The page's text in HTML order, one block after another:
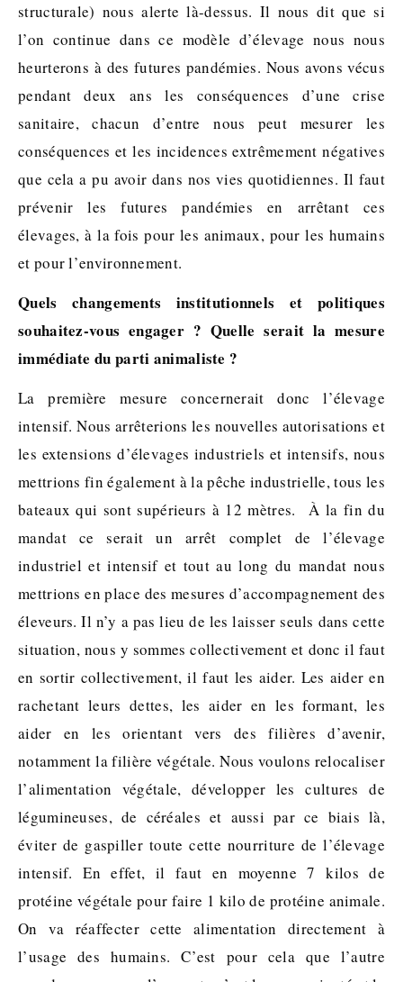
structurale) nous alerte là-dessus. Il nous dit que si
l’on continue dans ce modèle d’élevage nous nous
heurterons à des futures pandémies. Nous avons vécus
pendant deux ans les conséquences d’une crise
sanitaire, chacun d’entre nous peut mesurer les
conséquences et les incidences extrêmement négatives
que cela a pu avoir dans nos vies quotidiennes. Il faut
prévenir les futures pandémies en arrêtant ces
élevages, à la fois pour les animaux, pour les humains
et pour l’environnement.
Quels changements institutionnels et politiques
souhaitez-vous engager ? Quelle serait la mesure
immédiate du parti animaliste ?
La première mesure concernerait donc l’élevage
intensif. Nous arrêterions les nouvelles autorisations et
les extensions d’élevages industriels et intensifs, nous
mettrions fin également à la pêche industrielle, tous les
bateaux qui sont supérieurs à 12 mètres. À la fin du
mandat ce serait un arrêt complet de l’élevage
industriel et intensif et tout au long du mandat nous
mettrions en place des mesures d’accompagnement des
éleveurs. Il n’y a pas lieu de les laisser seuls dans cette
situation, nous y sommes collectivement et donc il faut
en sortir collectivement, il faut les aider. Les aider en
rachetant leurs dettes, les aider en les formant, les
aider en les orientant vers des filières d’avenir,
notamment la filière végétale. Nous voulons relocaliser
l’alimentation végétale, développer les cultures de
légumineuses, de céréales et aussi par ce biais là,
éviter de gaspiller toute cette nourriture de l’élevage
intensif. En effet, il faut en moyenne 7 kilos de
protéine végétale pour faire 1 kilo de protéine animale.
On va réaffecter cette alimentation directement à
l’usage des humains. C’est pour cela que l’autre